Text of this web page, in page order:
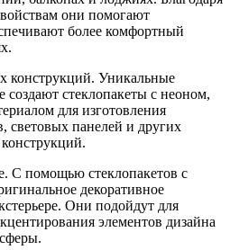
они помогают
более комфортный
конструкций. Уникальные
создают стеклопакеты с неоном,
для изготовления
световых панелей и других
С помощью стеклопакетов с
декоративное
Они подойдут для
элементов дизайна